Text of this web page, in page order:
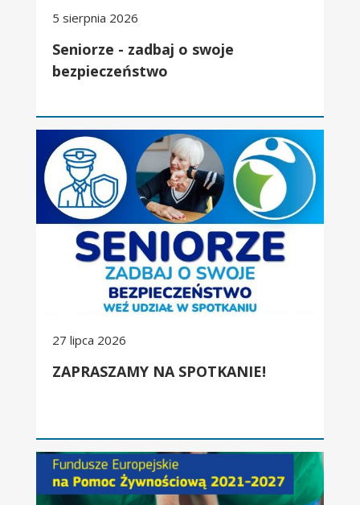
5 sierpnia 2026
Seniorze - zadbaj o swoje
bezpieczeństwo
ZAPRASZAMY NA SPOTKANIE!
27 lipca 2026
ZAPRASZAMY NA SPOTKANIE!
Wydawanie paczek żywnościowych